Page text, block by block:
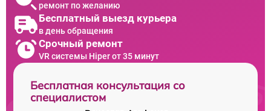
ремонт по желанию
Бесплатный выезд курьера
в день обращения
Срочный ремонт
VR системы Hiper от 35 минут
Бесплатная консультация со
специалистом